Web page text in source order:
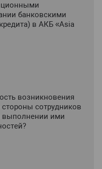
банковскими
в АКБ «Asia
возникновения
сотрудников
выполнении ими